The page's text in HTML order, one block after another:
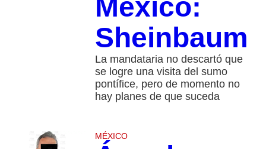
México:
Sheinbaum
La mandataria no descartó que
se logre una visita del sumo
pontífice, pero de momento no
hay planes de que suceda
MÉXICO